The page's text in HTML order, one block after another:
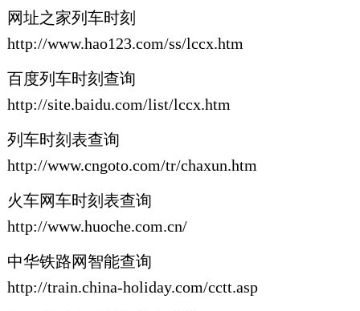
网址之家列车时刻
http://www.hao123.com/ss/lccx.htm
百度列车时刻查询
http://site.baidu.com/list/lccx.htm
列车时刻表查询
http://www.cngoto.com/tr/chaxun.htm
火车网车时刻表查询
http://www.huoche.com.cn/
中华铁路网智能查询
http://train.china-holiday.com/cctt.asp